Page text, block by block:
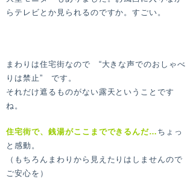
らテレビとか見られるのですか。すごい。
まわりは住宅街なので “大きな声でのおしゃべ
りは禁止” です。
それだけ遮るものがない露天ということです
ね。
住宅街で、銭湯がここまでできるんだ… ちょっ
と感動。
（もちろんまわりから見えたりはしませんので
ご安心を）